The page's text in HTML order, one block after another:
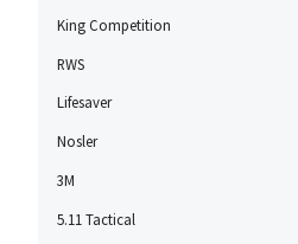
King Competition
RWS
Lifesaver
Nosler
3M
5.11 Tactical